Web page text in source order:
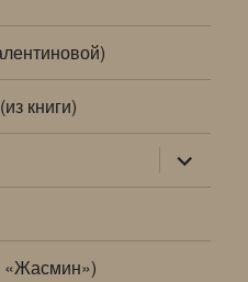
книги)
раскрыть
дочернее
меню